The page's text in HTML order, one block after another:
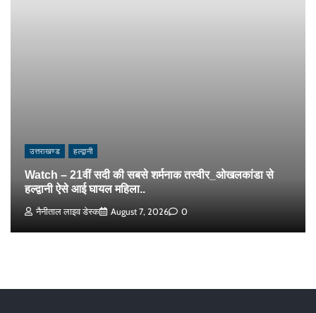
उत्तराखण्ड हल्द्वानी
Watch – 21वीं सदी की सबसे शर्मनाक तस्वीर_ओखलकांडा से
हल्द्वानी ऐसे आई घायल महिला..
नैनीताल लाइव डेस्क August 7, 2026 0